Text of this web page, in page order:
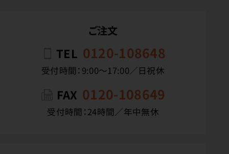
ご注文
TEL 0120-108648
受付時間：9:00〜17:00／日祝休
FAX 0120-108649
受付時間：24時間／年中無休